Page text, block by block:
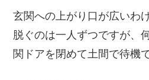
玄関への上がり口が広いわ
脱ぐのは一人ずつですが、
関ドアを閉めて土間で待機